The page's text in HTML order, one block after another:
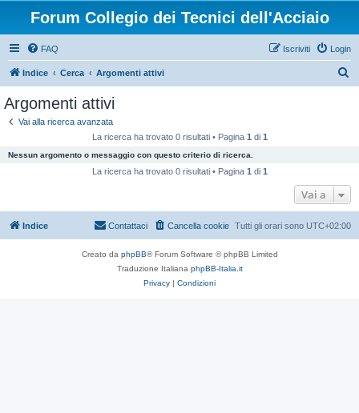
Forum Collegio dei Tecnici dell'Acciaio
FAQ Login
Iscriviti
Indice Cerca Argomenti attivi
Argomenti attivi
Vai alla ricerca avanzata
La ricerca ha trovato 0 risultati • Pagina 1 di 1
Nessun argomento o messaggio con questo criterio di ricerca.
La ricerca ha trovato 0 risultati • Pagina 1 di 1
Vai a
Indice Tutti gli orari sono UTC+02:00
Cancella cookie
Contattaci
Creato da phpBB® Forum Software © phpBB Limited
Traduzione Italiana phpBB-Italia.it
Privacy | Condizioni